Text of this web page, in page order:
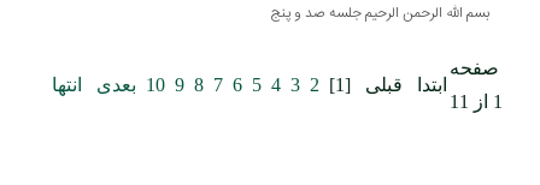
بسم الله الرحمن الرحيم جلسه صد و پنج
صفحه
1 از 11
ابتدا قبلی [1]
2
3
4
5
6
7
8
9
10 بعدی انتها